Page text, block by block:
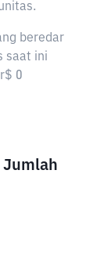
beredar
saat ini
0
Jumlah